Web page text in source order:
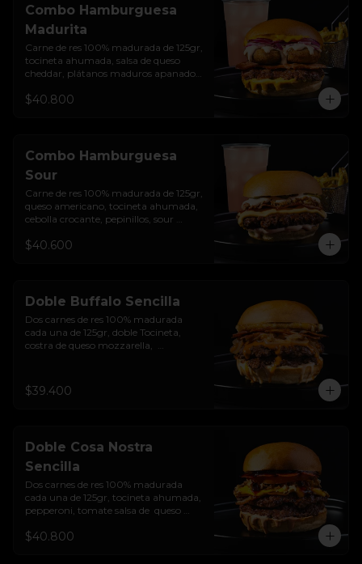
Combo Hamburguesa
Madurita
Carne de res 100% madurada de 125gr,
tocineta ahumada, salsa de queso
cheddar, plátanos maduros apanados
morada, sour cream de sriracha
$40.800
Combo Hamburguesa
Sour
Carne de res 100% madurada de 125gr,
queso americano, tocineta ahumada,
cebolla crocante, pepinillos, sour
pepinillos y pan brioche sellado +
$40.600
Doble Buffalo Sencilla
Dos carnes de res 100% madurada
cada una de 125gr, doble Tocineta,
costra de queso mozzarella,
picante y pan brioche sellado.
$39.400
Doble Cosa Nostra
Sencilla
Dos carnes de res 100% madurada
cada una de 125gr, tocineta ahumada,
pepperoni, tomate salsa de  queso
de arándanos, salsa rosada de
$40.800